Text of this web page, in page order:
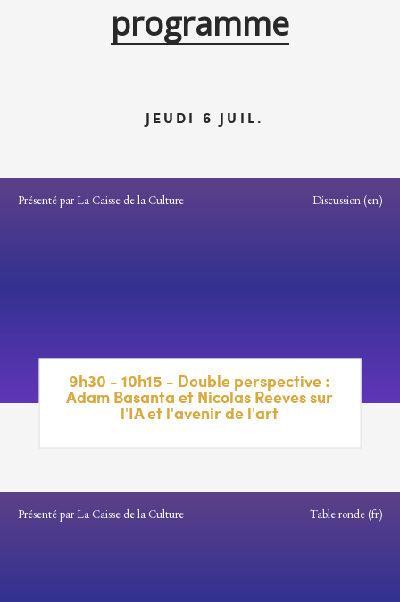
programme
JEUDI 6 JUIL.
Présenté par La Caisse de la Culture Discussion (en)
9h30 - 10h15 - Double perspective :
Adam Basanta et Nicolas Reeves sur
l'IA et l'avenir de l'art
Présenté par La Caisse de la Culture Table ronde (fr)